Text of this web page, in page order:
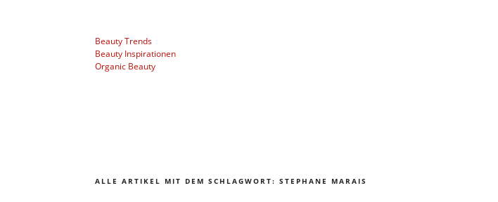
Beauty Trends
Beauty Inspirationen
Organic Beauty
ALLE ARTIKEL MIT DEM SCHLAGWORT: STEPHANE MARAIS